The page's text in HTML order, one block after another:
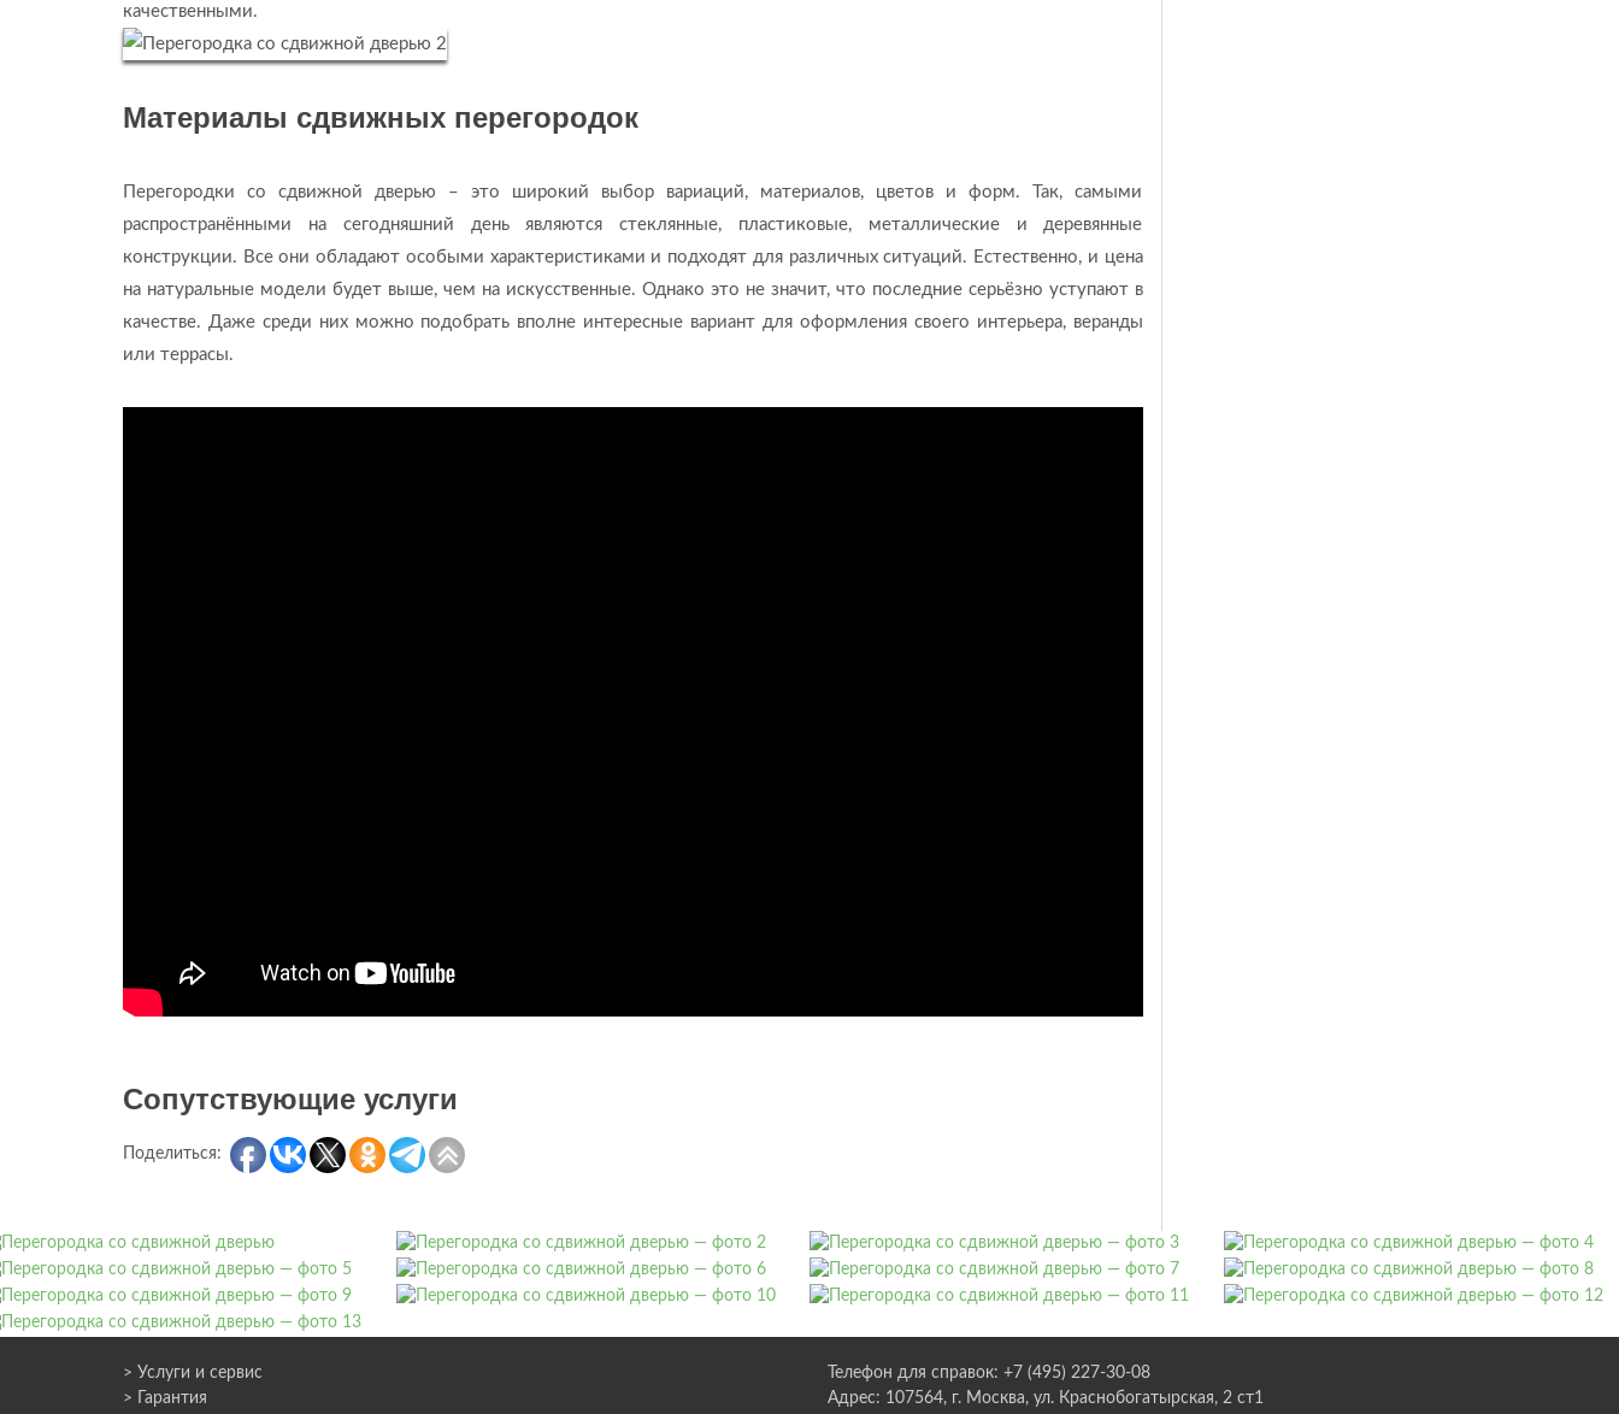
качественными.
Материалы сдвижных перегородок
Перегородки со сдвижной дверью – это широкий выбор вариаций, материалов, цветов и форм. Так, самыми
распространёнными на сегодняшний день являются стеклянные, пластиковые, металлические и деревянные
конструкции. Все они обладают особыми характеристиками и подходят для различных ситуаций. Естественно, и цена
на натуральные модели будет выше, чем на искусственные. Однако это не значит, что последние серьёзно уступают в
качестве. Даже среди них можно подобрать вполне интересные вариант для оформления своего интерьера, веранды
или террасы.
Сопутствующие услуги
Поделиться:
> Услуги и сервис
> Гарантия
Телефон для справок: +7 (495) 227-30-08
Адрес: 107564, г. Москва, ул. Краснобогатырская, 2 ст1